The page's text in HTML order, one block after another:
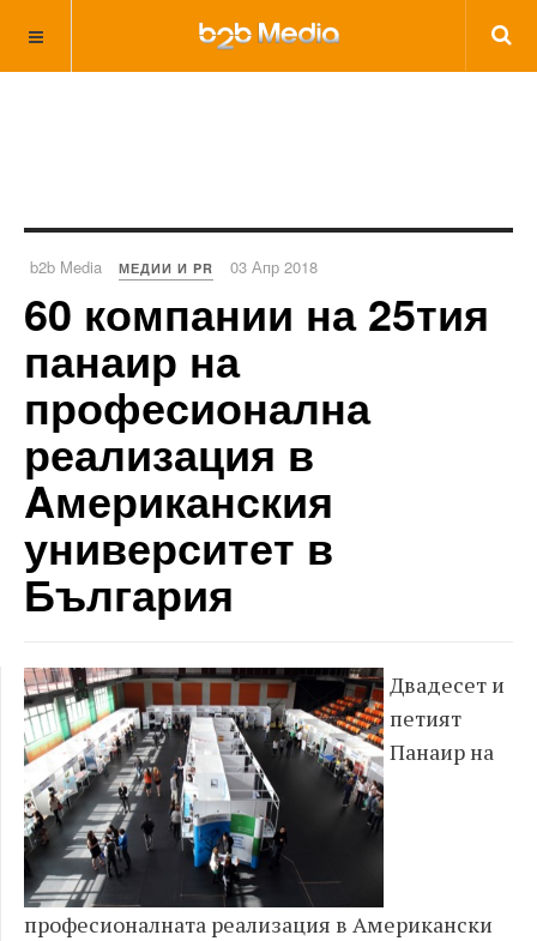
b2b Media МЕДИИ И PR 03 Апр 2018
60 компании на 25тия
панаир на
професионална
реализация в
Aмериканския
университет в
България
Двадесет и
петият
Панаир на
професионалната реализация в Американски